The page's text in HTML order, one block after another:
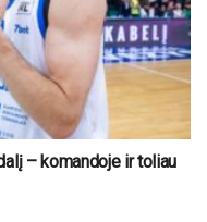
– komandoje ir toliau